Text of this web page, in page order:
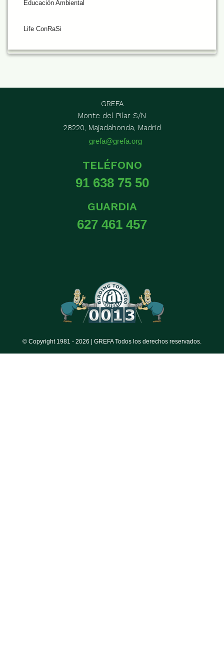
Educación Ambiental
Life ConRaSi
GREFA
Monte del Pilar S/N
28220, Majadahonda, Madrid
grefa@grefa.org
TELÉFONO
91 638 75 50
GUARDIA
627 461 457
© Copyright 1981 - 2026 | GREFA Todos los derechos reservados.